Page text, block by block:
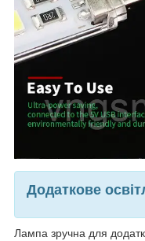
Додаткове
Лампа зручна для